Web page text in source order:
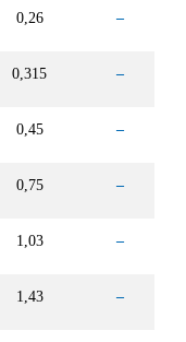
0,26 –
0,315 –
0,45 –
0,75 –
1,03 –
1,43 –